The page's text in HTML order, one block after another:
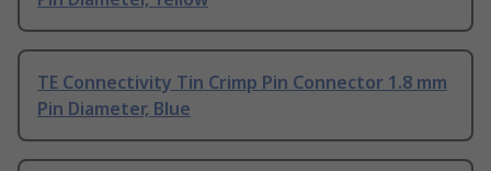
TE Connectivity Tin Crimp Pin Connector 1.8 mm
Pin Diameter, Blue